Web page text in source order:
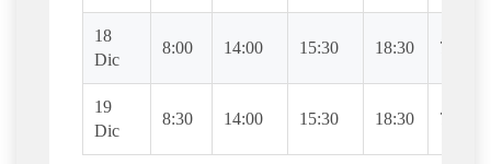
18
Dic
8:00 14:00 15:30 18:30 7.5
19
Dic
8:30 14:00 15:30 18:30 7.5